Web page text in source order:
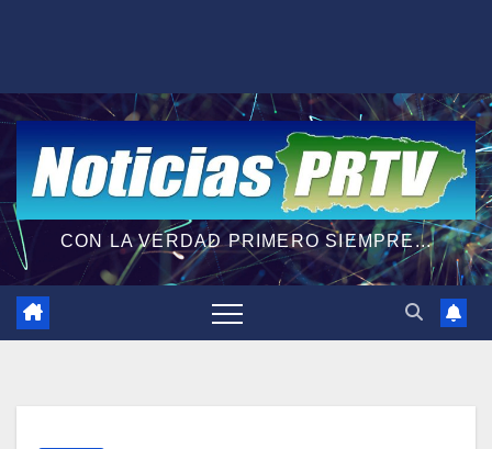
CON LA VERDAD PRIMERO SIEMPRE...